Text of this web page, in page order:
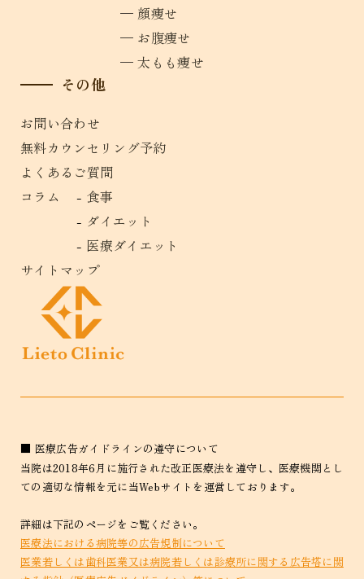
顔痩せ
お腹痩せ
太もも痩せ
その他
お問い合わせ
無料カウンセリング予約
よくあるご質問
コラム
食事
ダイエット
医療ダイエット
サイトマップ
■ 医療広告ガイドラインの遵守について
当院は2018年6月に施行された改正医療法を遵守し、医療機関とし
ての適切な情報を元に当Webサイトを運営しております。
詳細は下記のページをご覧ください。
医療法における病院等の広告規制について
医業若しくは歯科医業又は病院若しくは診療所に関する広告塔に関